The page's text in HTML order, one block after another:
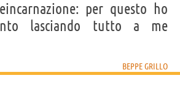
per questo ho
lasciando tutto a me
BEPPE GRILLO